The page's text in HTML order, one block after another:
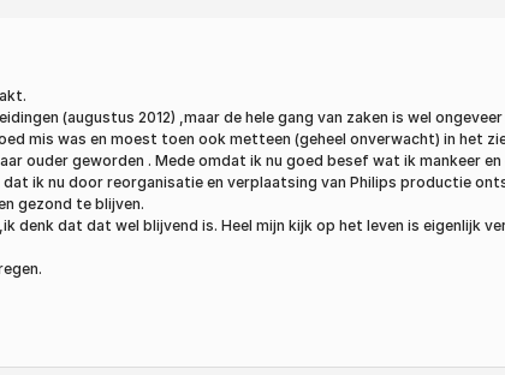
(augustus 2012) ,maar de hele gang van zaken is wel
mis was en moest toen ook metteen (geheel onverwacht) in het
ouder geworden . Mede omdat ik nu goed besef wat ik mankeer
ik nu door reorganisatie en verplaatsing van Philips productie
gezond te blijven.
denk dat dat wel blijvend is. Heel mijn kijk op het leven is eigenlijk